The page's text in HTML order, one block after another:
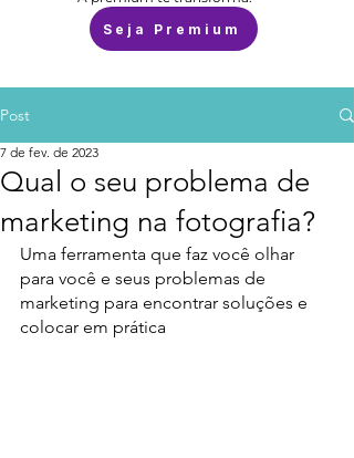
Seja Premium
Post
Qual o seu problema de
marketing na fotografia?
7 de fev. de 2023
Uma ferramenta que faz você olhar
para você e seus problemas de
marketing para encontrar soluções e
colocar em prática